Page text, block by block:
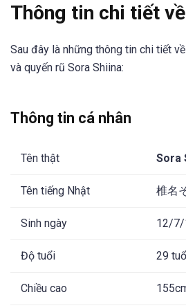
Thông tin chi tiết
Sau đây là những thông tin chi tiết
và quyến rũ Sora Shiina:
Thông tin cá nhân
Tên thật Sora
Tên tiếng Nhật 椎名
Sinh ngày 12/7/
Độ tuổi 29
Chiều cao